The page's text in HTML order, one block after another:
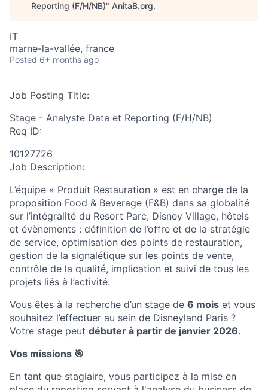
Reporting (F/H/NB)" AnitaB.org.
IT
marne-la-vallée, france
Posted 6+ months ago
Job Posting Title:
Stage - Analyste Data et Reporting (F/H/NB)
Req ID:
10127726
Job Description:
L’équipe « Produit Restauration » est en charge de la
proposition Food & Beverage (F&B) dans sa globalité
sur l’intégralité du Resort Parc, Disney Village, hôtels
et évènements : définition de l’offre et de la stratégie
de service, optimisation des points de restauration,
gestion de la signalétique sur les points de vente,
contrôle de la qualité, implication et suivi de tous les
projets liés à l’activité.
Vous êtes à la recherche d’un stage de 6 mois et vous
souhaitez l’effectuer au sein de Disneyland Paris ?
Votre stage peut débuter à partir de janvier 2026.
Vos missions 🎯
En tant que stagiaire, vous participez à la mise en